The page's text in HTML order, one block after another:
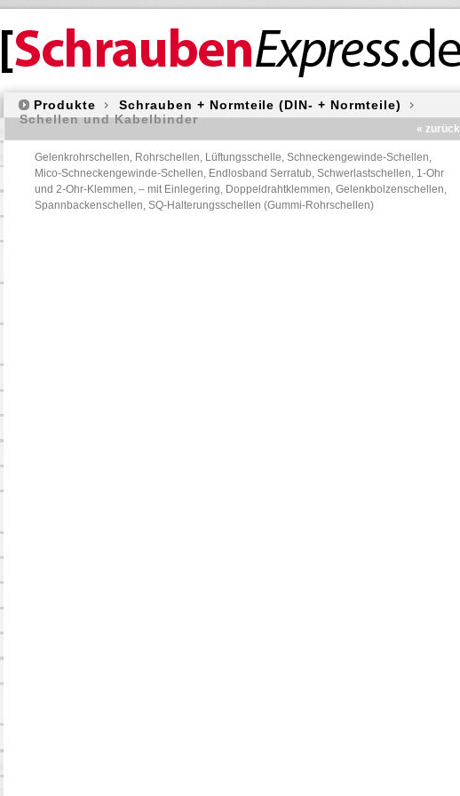
Produkte
Schrauben + Normteile (DIN- + Normteile)
Schellen und Kabelbinder
« zurück
Gelenkrohrschellen, Rohrschellen, Lüftungsschelle, Schneckengewinde-Schellen,
Mico-Schneckengewinde-Schellen, Endlosband Serratub, Schwerlastschellen, 1-Ohr
und 2-Ohr-Klemmen, – mit Einlegering, Doppeldrahtklemmen, Gelenkbolzenschellen,
Spannbackenschellen, SQ-Halterungsschellen (Gummi-Rohrschellen)